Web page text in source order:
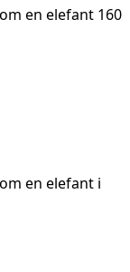
en elefant 160
en elefant i